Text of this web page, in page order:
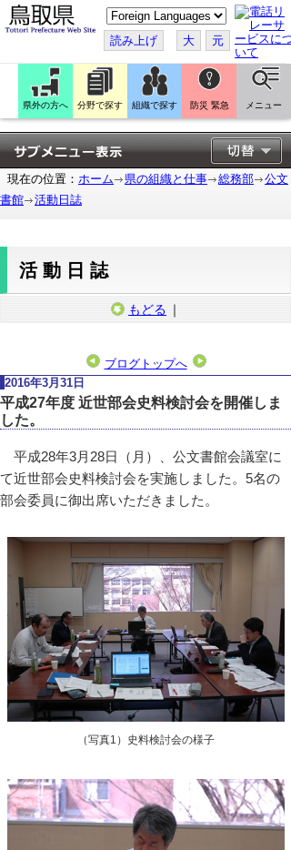
こ
の
ペ
ー
ジ
翻
訳
す
る
読み上げ 大 元
県外の方へ 分野で探す 組織で探す 防災 緊急 メニュー
現在の位置： ホーム 県の組織と仕事 総務部
公文
書館
活動日誌
活動日誌
もどる ｜
ブログトップへ
2016年3月31日
平成27年度 近世部会史料検討会を開催しま
した。
平成28年3月28日（月）、公文書館会議室に
て近世部会史料検討会を実施しました。5名の
部会委員に御出席いただきました。
（写真1）史料検討会の様子